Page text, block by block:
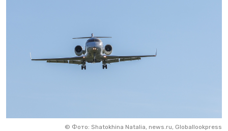
© Фото: Shatokhina Natalia, news.ru, Globallookpress